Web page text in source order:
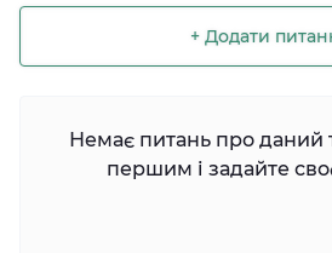
+ Додати
Немає питань про даний
першим і задайте